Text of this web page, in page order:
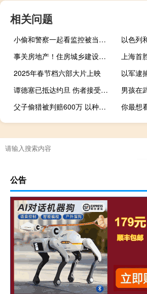
相关问题
小偷和警察一起看监控被当场拿下
事关房地产！住房城乡建设部明年重点工作速览
2025年春节档六部大片上映
谭德塞已抵达约旦 伤者接受进一步治疗
父子偷猎被判赔600万 以种树抵罚款 创新生态修复方式
公告